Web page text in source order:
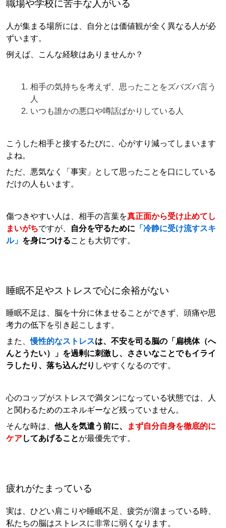
職場や学校に苦手な人がいる
人が集まる場所には、自分とは価値観が全く異なる人が必
ずいます。
例えば、こんな経験はありませんか？
相手の気持ちを考えず、思ったことをズバズバ言う
人
いつも誰かの悪口や噂話ばかりしている人
こうした相手と接するたびに、心がすり減ってしまいます
よね。
ただ、悪気なく「事実」として思ったことを口にしている
だけの人もいます。
傷つきやすい人は、相手の言葉を真正面から受け止めてし
まいがちですが、 自分を守るために 「冷静に受け流すスキ
ル」 を身につけることも大切です。
睡眠不足やストレスで心に余裕がない
睡眠不足は、脳を十分に休ませることができず、頭痛や思
考力の低下を引き起こします。
また、慢性的なストレスは、不安を司る脳の「扁桃体（へ
んとうたい）」を過剰に刺激し、ささいなことでもイライ
ラしたり、落ち込んだり しやすくなるのです。
心のコップがストレスで満タンになっている状態では、人
と関わるためのエネルギーなど残っていません。
そんな時は、 他人を気遣う前に、
まず自分自身を徹底的に
ケアしてあげることが最優先です。
疲れがたまっている
実は、ひどい肩こりや睡眠不足、疲労が溜まっている時、
私たちの脳はストレスに非常に弱くなります。